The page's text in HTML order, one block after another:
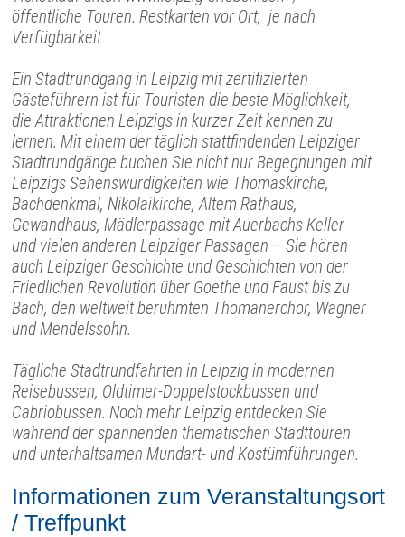
öffentliche Touren. Restkarten vor Ort, je nach
Verfügbarkeit
Ein Stadtrundgang in Leipzig mit zertifizierten
Gästeführern ist für Touristen die beste Möglichkeit,
die Attraktionen Leipzigs in kurzer Zeit kennen zu
lernen. Mit einem der täglich stattfindenden Leipziger
Stadtrundgänge buchen Sie nicht nur Begegnungen mit
Leipzigs Sehenswürdigkeiten wie Thomaskirche,
Bachdenkmal, Nikolaikirche, Altem Rathaus,
Gewandhaus, Mädlerpassage mit Auerbachs Keller
und vielen anderen Leipziger Passagen – Sie hören
auch Leipziger Geschichte und Geschichten von der
Friedlichen Revolution über Goethe und Faust bis zu
Bach, den weltweit berühmten Thomanerchor, Wagner
und Mendelssohn.
Tägliche Stadtrundfahrten in Leipzig in modernen
Reisebussen, Oldtimer-Doppelstockbussen und
Cabriobussen. Noch mehr Leipzig entdecken Sie
während der spannenden thematischen Stadttouren
und unterhaltsamen Mundart- und Kostümführungen.
Informationen zum Veranstaltungsort
/ Treffpunkt